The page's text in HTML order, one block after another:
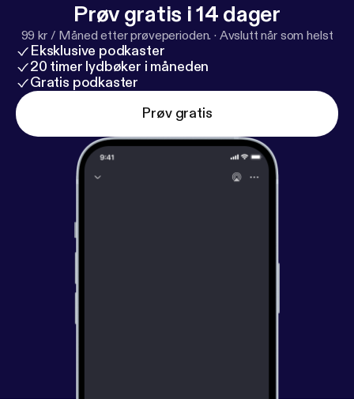
Prøv gratis i 14 dager
99 kr / Måned etter prøveperioden. · Avslutt når som helst
Eksklusive podkaster
20 timer lydbøker i måneden
Gratis podkaster
Prøv gratis